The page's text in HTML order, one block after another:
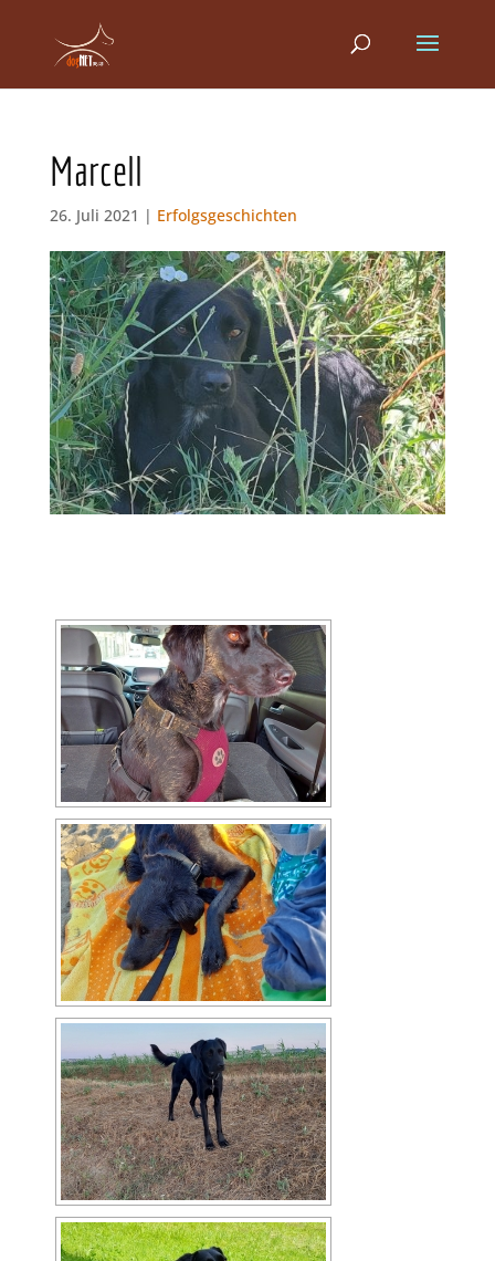
Marcell
26. Juli 2021 | Erfolgsgeschichten